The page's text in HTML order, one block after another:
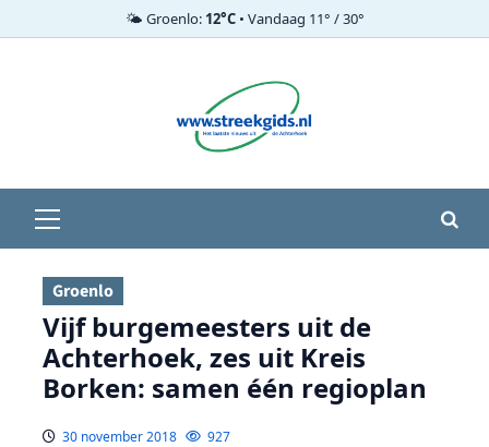
🌤️ Groenlo: 12°C• Vandaag 11° / 30°
menu
Groenlo
Vijf burgemeesters uit de
Achterhoek, zes uit Kreis
Borken: samen één regioplan
30 november 2018 927